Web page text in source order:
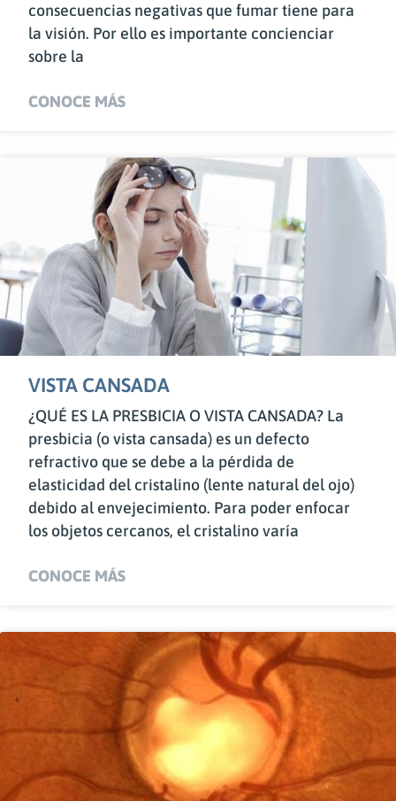
consecuencias negativas que fumar tiene para
la visión. Por ello es importante concienciar
sobre la
CONOCE MÁS
VISTA CANSADA
¿QUÉ ES LA PRESBICIA O VISTA CANSADA? La
presbicia (o vista cansada) es un defecto
refractivo que se debe a la pérdida de
elasticidad del cristalino (lente natural del ojo)
debido al envejecimiento. Para poder enfocar
los objetos cercanos, el cristalino varía
CONOCE MÁS